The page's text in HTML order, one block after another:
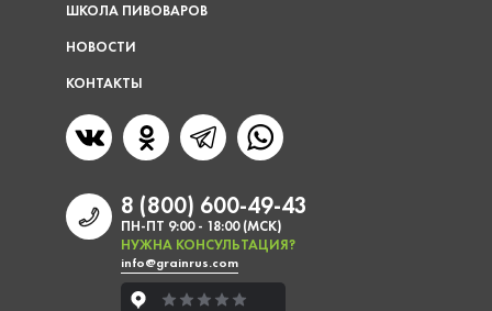
ШКОЛА ПИВОВАРОВ
НОВОСТИ
КОНТАКТЫ
8 (800) 600-49-43
ПН-ПТ 9:00 - 18:00 (МСК)
НУЖНА КОНСУЛЬТАЦИЯ?
info@grainrus.com